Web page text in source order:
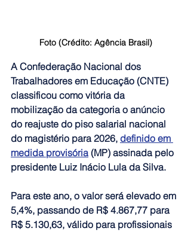
Foto (Crédito: Agência Brasil)
A Confederação Nacional dos
Trabalhadores em Educação (CNTE)
classificou como vitória da
mobilização da categoria o anúncio
do reajuste do piso salarial nacional
do magistério para 2026, definido em
medida provisória (MP) assinada pelo
presidente Luiz Inácio Lula da Silva.
Para este ano, o valor será elevado em
5,4%, passando de R$ 4.867,77 para
R$ 5.130,63, válido para profissionais